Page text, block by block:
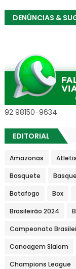
DENÚNCIAS &
92 98150-9634
EDITORIAL
Amazonas
Basquete
Botafogo Box
Brasileirão 2024
Campeonato
Canoagem Slalom
Champions League